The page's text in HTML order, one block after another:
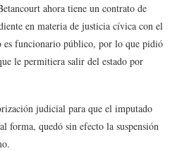
ahora tiene un contrato de
en materia de justicia cívica con el
es funcionario público, por lo que pidió
le permitiera salir del estado por
judicial para que el imputado
forma, quedó sin efecto la suspensión